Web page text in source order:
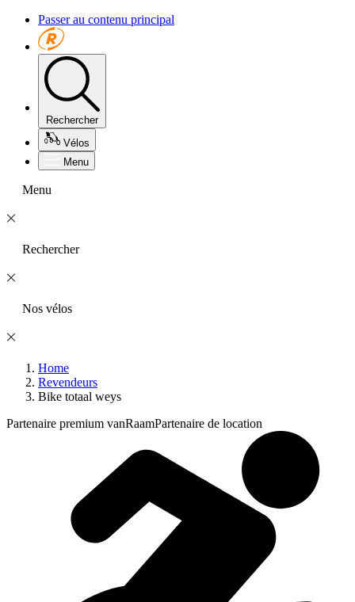
Passer au contenu principal
Rechercher
Vélos
Menu
Menu
Rechercher
Nos vélos
Home
Revendeurs
Bike totaal weys
Partenaire premium vanRaamPartenaire de location